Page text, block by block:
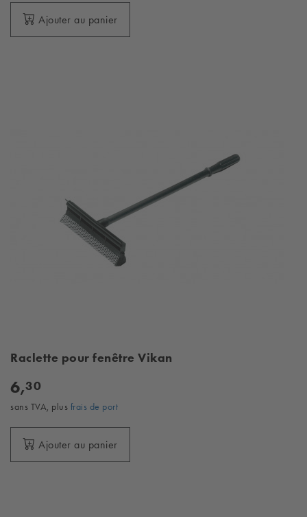
Ajouter au panier
Raclette pour fenêtre Vikan
6,30
sans TVA, plus frais de port
Ajouter au panier